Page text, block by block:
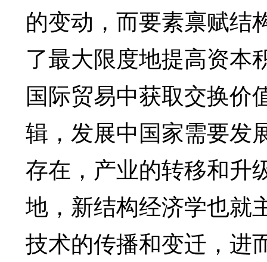
的变动，而要素禀赋结
了最大限度地提高资本
国际贸易中获取交换价
辑，发展中国家需要发
存在，产业的转移和升
地，新结构经济学也就
技术的传播和变迁，进